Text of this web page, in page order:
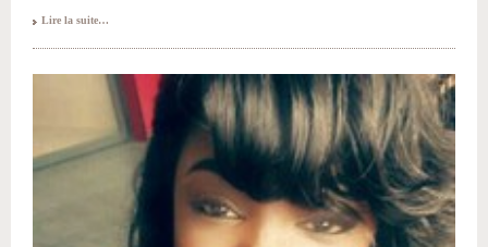
Bénin
Lire la suite…